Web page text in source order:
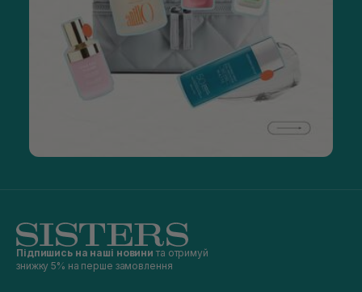
Підпишись на наші новини та отримуй
знижку 5% на перше замовлення